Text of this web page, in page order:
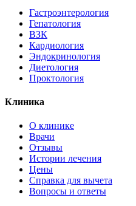
Гастроэнтерология
Гепатология
ВЗК
Кардиология
Эндокринология
Диетология
Проктология
Клиника
О клинике
Врачи
Отзывы
Истории лечения
Цены
Справка для вычета
Вопросы и ответы